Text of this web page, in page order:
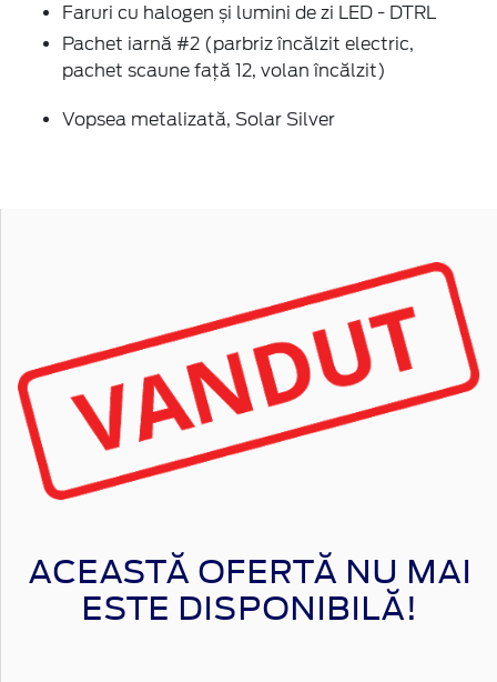
Faruri cu halogen și lumini de zi LED - DTRL
Pachet iarnă #2 (parbriz încălzit electric,
pachet scaune față 12, volan încălzit)
Vopsea metalizată, Solar Silver
ACEASTĂ OFERTĂ NU MAI
ESTE DISPONIBILĂ!